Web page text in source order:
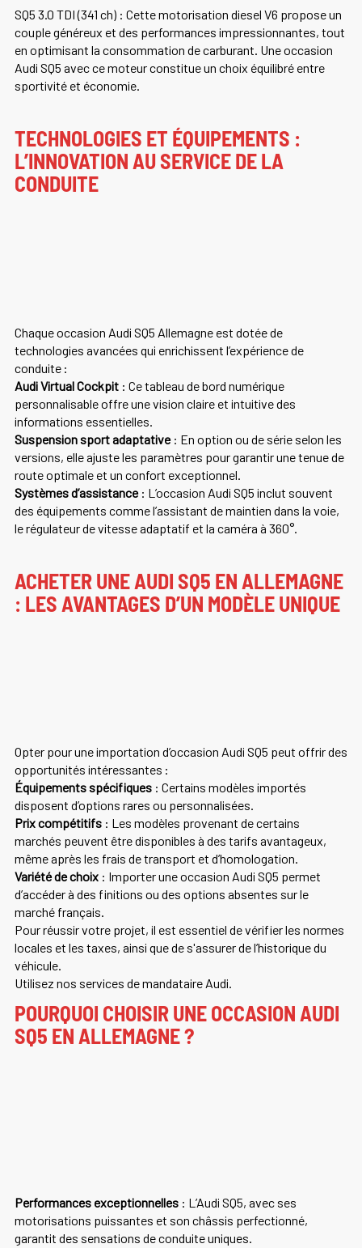
SQ5 3.0 TDI (341 ch) : Cette motorisation diesel V6 propose un
couple généreux et des performances impressionnantes, tout
en optimisant la consommation de carburant. Une occasion
Audi SQ5 avec ce moteur constitue un choix équilibré entre
sportivité et économie.
TECHNOLOGIES ET ÉQUIPEMENTS :
L’INNOVATION AU SERVICE DE LA
CONDUITE
Chaque occasion Audi SQ5 Allemagne est dotée de
technologies avancées qui enrichissent l’expérience de
conduite :
Audi Virtual Cockpit: Ce tableau de bord numérique
personnalisable offre une vision claire et intuitive des
informations essentielles.
Suspension sport adaptative: En option ou de série selon les
versions, elle ajuste les paramètres pour garantir une tenue de
route optimale et un confort exceptionnel.
Systèmes d’assistance: L’occasion Audi SQ5 inclut souvent
des équipements comme l’assistant de maintien dans la voie,
le régulateur de vitesse adaptatif et la caméra à 360°.
ACHETER UNE AUDI SQ5 EN ALLEMAGNE
: LES AVANTAGES D’UN MODÈLE UNIQUE
Opter pour une importation d’occasion Audi SQ5 peut offrir des
opportunités intéressantes :
Équipements spécifiques: Certains modèles importés
disposent d’options rares ou personnalisées.
Prix compétitifs: Les modèles provenant de certains
marchés peuvent être disponibles à des tarifs avantageux,
même après les frais de transport et d’homologation.
Variété de choix: Importer une occasion Audi SQ5 permet
d’accéder à des finitions ou des options absentes sur le
marché français.
Pour réussir votre projet, il est essentiel de vérifier les normes
locales et les taxes, ainsi que de s'assurer de l’historique du
véhicule.
Utilisez nos services de mandataire Audi.
POURQUOI CHOISIR UNE OCCASION AUDI
SQ5 EN ALLEMAGNE ?
Performances exceptionnelles: L’Audi SQ5, avec ses
motorisations puissantes et son châssis perfectionné,
garantit des sensations de conduite uniques.